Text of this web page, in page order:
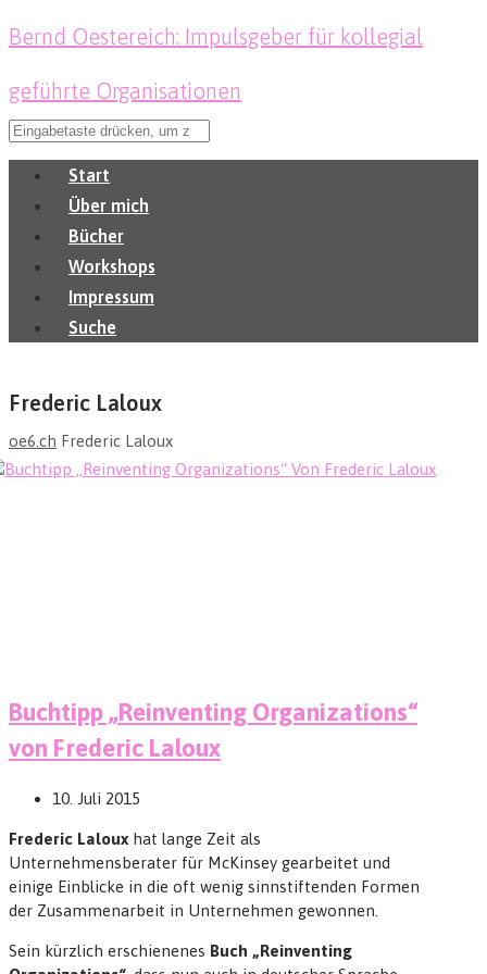
Bernd Oestereich: Impulsgeber für kollegial
geführte Organisationen
Start
Über mich
Bücher
Workshops
Impressum
Suche
Frederic Laloux
oe6.ch Frederic Laloux
Buchtipp „Reinventing Organizations“
von Frederic Laloux
10. Juli 2015
Frederic Laloux hat lange Zeit als
Unternehmensberater für McKinsey gearbeitet und
einige Einblicke in die oft wenig sinnstiftenden Formen
der Zusammenarbeit in Unternehmen gewonnen.
Sein kürzlich erschienenes Buch „Reinventing